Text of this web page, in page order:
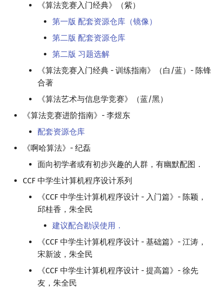
《算法竞赛入门经典》（紫）
第一版 配套资源仓库（镜像）
第二版 配套资源仓库
第二版 习题选解
《算法竞赛入门经典 - 训练指南》（白/蓝）- 陈锋
合著
《算法艺术与信息学竞赛》（蓝/黑）
《算法竞赛进阶指南》- 李煜东
配套资源仓库
《啊哈算法》- 纪磊
面向初学者或有初步兴趣的人群，有幽默配图．
CCF 中学生计算机程序设计系列
《CCF 中学生计算机程序设计 - 入门篇》- 陈颖，
邱桂香，朱全民
建议配合勘误使用．
《CCF 中学生计算机程序设计 - 基础篇》- 江涛，
宋新波，朱全民
《CCF 中学生计算机程序设计 - 提高篇》- 徐先
友，朱全民